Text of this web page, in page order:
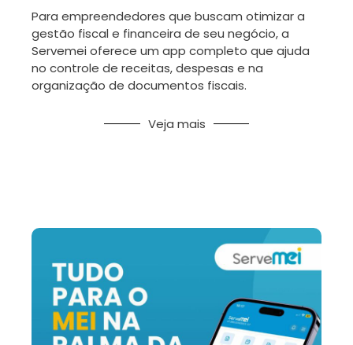
Para empreendedores que buscam otimizar a
gestão fiscal e financeira de seu negócio, a
Servemei oferece um app completo que ajuda
no controle de receitas, despesas e na
organização de documentos fiscais.
Veja mais